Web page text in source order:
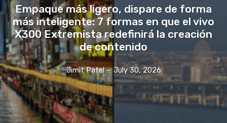
Empaque más ligero, dispare de forma
más inteligente: 7 formas en que el vivo
X300 Extremista redefinirá la creación
de contenido
Jimit Patel - July 30, 2026